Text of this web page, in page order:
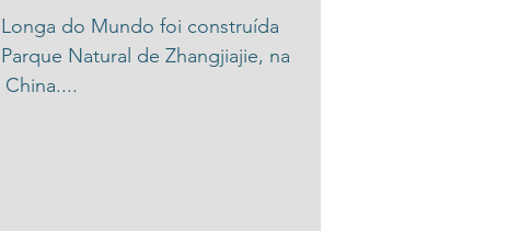
do Mundo foi construída
Natural de Zhangjiajie, na